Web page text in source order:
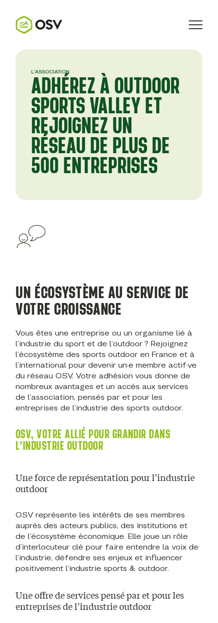
L’ASSOCIATION
ADHÉREZ À OUTDOOR
SPORTS VALLEY ET
REJOIGNEZ UN
RÉSEAU DE PLUS DE
500 ENTREPRISES
UN ÉCOSYSTÈME AU SERVICE DE
VOTRE CROISSANCE
Vous êtes une entreprise ou un organisme lié à
l’industrie du sport et de l’outdoor ? Rejoignez
l’écosystème des sports outdoor en France et à
l’international pour devenir un·e membre actif·ve
du réseau OSV. Votre adhésion vous donne de
nombreux avantages et un accès aux services
de l’association, pensés par et pour les
entreprises de l’industrie des sports outdoor.
OSV, VOTRE ALLIÉ POUR GRANDIR DANS
L’INDUSTRIE OUTDOOR
Une force de représentation pour l’industrie
outdoor
OSV représente les intérêts de ses membres
auprès des acteurs publics, des institutions et
de l’écosystème économique. Elle joue un rôle
d’interlocuteur clé pour faire entendre la voix de
l’industrie, défendre ses enjeux et influencer
positivement l’industrie sports & outdoor.
Une offre de services pensé par et pour les
entreprises de l’industrie outdoor